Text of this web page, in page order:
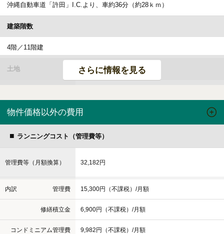
沖縄自動車道「許田」I.C.より、車約36分（約28ｋｍ）
建築階数
4階／11階建
土地
面積 敷地面積／（公簿）5,729.48ｍ （1,733.16坪）
建物
バルコニー面積 12.45ｍ （3.76坪）
間取り 1BedRoom
備考 -
さらに情報を見る
物件価格以外の費用
ランニングコスト（管理費等）
管理費等（月額換算） 32,182円
内訳 管理費 15,300円（不課税）/月額
修繕積立金 6,900円（不課税）/月額
コンドミニアム管理費 9,982円（不課税）/月額